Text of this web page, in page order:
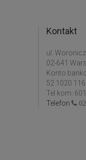
Kontakt
ul.
02-641
Konto
52 1020
Tel kom:
Telefon